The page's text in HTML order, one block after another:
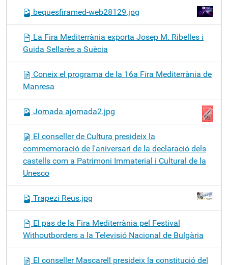
bequesfiramed-web28129.jpg
La Fira Mediterrània exporta Josep M. Ribelles i
Guida Sellarès a Suècia
Coneix el programa de la 16a Fira Mediterrània de
Manresa
Jornada ajornada2.jpg
El conseller de Cultura presideix la
commemoració de l'aniversari de la declaració dels
castells com a Patrimoni Immaterial i Cultural de la
Unesco
Trapezi Reus.jpg
El pas de la Fira Mediterrània pel Festival
Withoutborders a la Televisió Nacional de Bulgària
El conseller Mascarell presideix la constitució del